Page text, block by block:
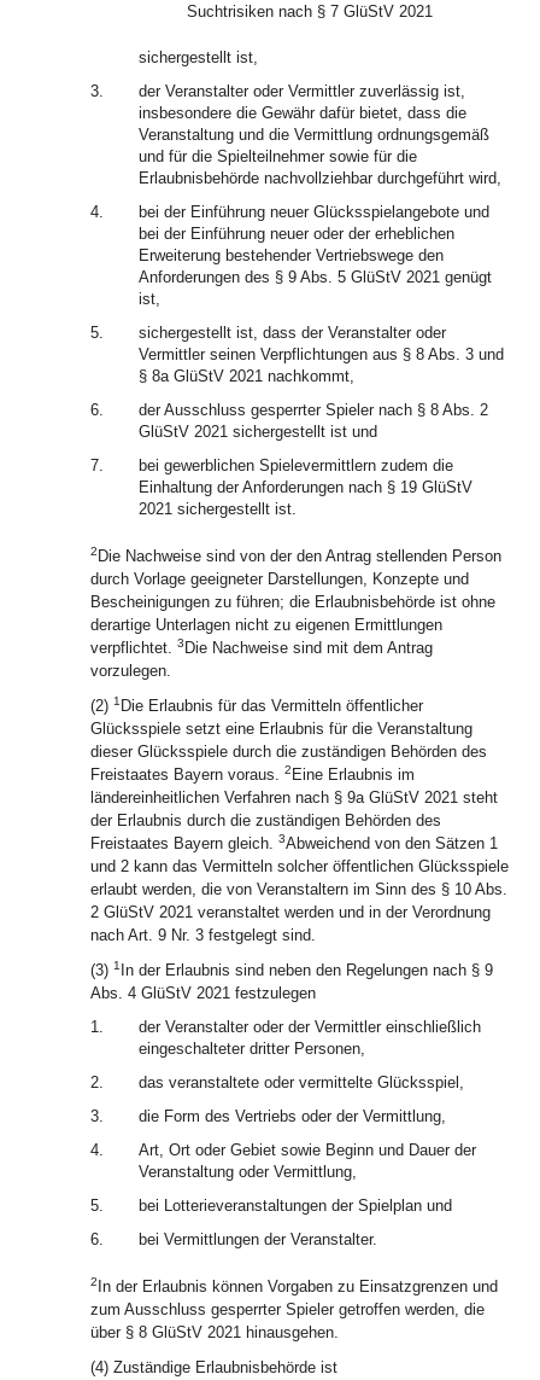
Suchtrisiken nach § 7 GlüStV 2021
sichergestellt ist,
3.
der Veranstalter oder Vermittler zuverlässig ist,
insbesondere die Gewähr dafür bietet, dass die
Veranstaltung und die Vermittlung ordnungsgemäß
und für die Spielteilnehmer sowie für die
Erlaubnisbehörde nachvollziehbar durchgeführt wird,
4.
bei der Einführung neuer Glücksspielangebote und
bei der Einführung neuer oder der erheblichen
Erweiterung bestehender Vertriebswege den
Anforderungen des § 9 Abs. 5 GlüStV 2021 genügt
ist,
5.
sichergestellt ist, dass der Veranstalter oder
Vermittler seinen Verpflichtungen aus § 8 Abs. 3 und
§ 8a GlüStV 2021 nachkommt,
6.
der Ausschluss gesperrter Spieler nach § 8 Abs. 2
GlüStV 2021 sichergestellt ist und
7.
bei gewerblichen Spielevermittlern zudem die
Einhaltung der Anforderungen nach § 19 GlüStV
2021 sichergestellt ist.
2 Die Nachweise sind von der den Antrag stellenden Person
durch Vorlage geeigneter Darstellungen, Konzepte und
Bescheinigungen zu führen; die Erlaubnisbehörde ist ohne
derartige Unterlagen nicht zu eigenen Ermittlungen
verpflichtet. 3 Die Nachweise sind mit dem Antrag
vorzulegen.
(2) 1 Die Erlaubnis für das Vermitteln öffentlicher
Glücksspiele setzt eine Erlaubnis für die Veranstaltung
dieser Glücksspiele durch die zuständigen Behörden des
Freistaates Bayern voraus. 2 Eine Erlaubnis im
ländereinheitlichen Verfahren nach § 9a GlüStV 2021 steht
der Erlaubnis durch die zuständigen Behörden des
Freistaates Bayern gleich. 3Abweichend von den Sätzen 1
und 2 kann das Vermitteln solcher öffentlichen Glücksspiele
erlaubt werden, die von Veranstaltern im Sinn des § 10 Abs.
2 GlüStV 2021 veranstaltet werden und in der Verordnung
nach Art. 9 Nr. 3 festgelegt sind.
(3) 1 In der Erlaubnis sind neben den Regelungen nach § 9
Abs. 4 GlüStV 2021 festzulegen
1.
der Veranstalter oder der Vermittler einschließlich
eingeschalteter dritter Personen,
2.
das veranstaltete oder vermittelte Glücksspiel,
3.
die Form des Vertriebs oder der Vermittlung,
4.
Art, Ort oder Gebiet sowie Beginn und Dauer der
Veranstaltung oder Vermittlung,
5.
bei Lotterieveranstaltungen der Spielplan und
6.
bei Vermittlungen der Veranstalter.
2 In der Erlaubnis können Vorgaben zu Einsatzgrenzen und
zum Ausschluss gesperrter Spieler getroffen werden, die
über § 8 GlüStV 2021 hinausgehen.
(4) Zuständige Erlaubnisbehörde ist